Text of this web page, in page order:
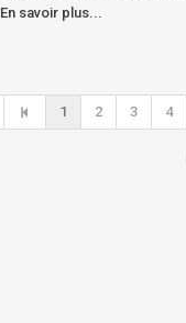
En savoir plus...
1 2 3 4